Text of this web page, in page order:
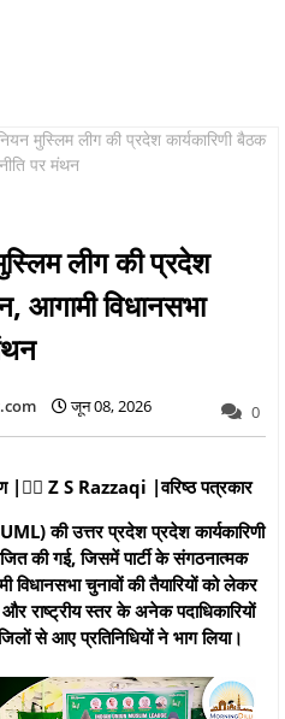
मुस्लिम लीग की प्रदेश कार्यकारिणी बैठक
पर मंथन
लीग की प्रदेश
आगामी विधानसभा
जून 08, 2026 0
|✍🏻 Z S Razzaqi |वरिष्ठ पत्रकार
की उत्तर प्रदेश प्रदेश कार्यकारिणी
की गई, जिसमें पार्टी के संगठनात्मक
विधानसभा चुनावों की तैयारियों को लेकर
राष्ट्रीय स्तर के अनेक पदाधिकारियों
से आए प्रतिनिधियों ने भाग लिया।